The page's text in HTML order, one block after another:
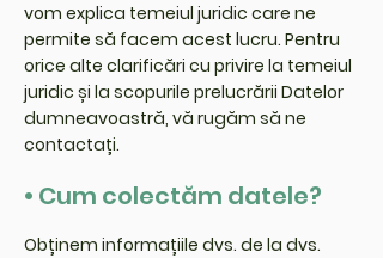
vom explica temeiul juridic care ne
permite să facem acest lucru. Pentru
orice alte clarificări cu privire la temeiul
juridic și la scopurile prelucrării Datelor
dumneavoastră, vă rugăm să ne
contactați.
• Cum colectăm datele?
Obținem informațiile dvs. de la dvs.